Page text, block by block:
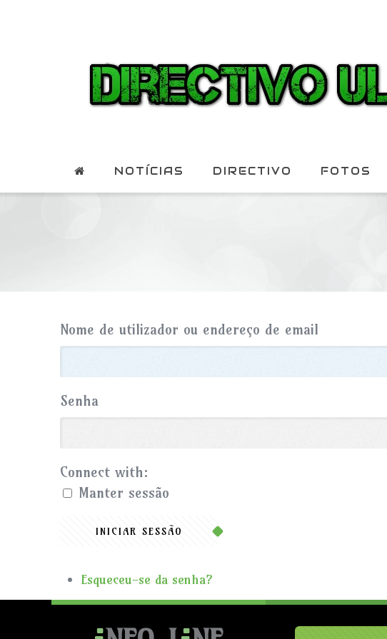
NOTÍCIAS DIRECTIVO FOTOS
Nome de utilizador ou endereço de email
Senha
Connect with:
Manter sessão
INICIAR SESSÃO
Esqueceu-se da senha?